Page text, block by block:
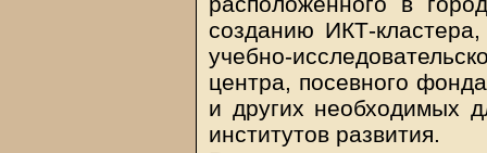
созданию ИКТ-
учебно-
центра, посевного
и других необходимых
институтов развития.